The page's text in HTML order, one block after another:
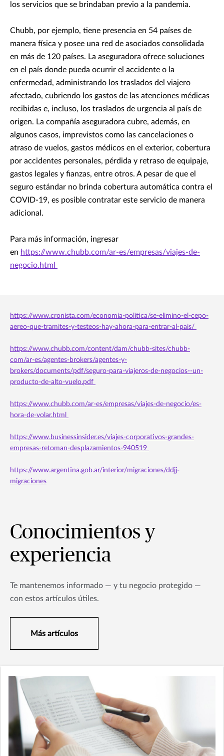
los servicios que se brindaban previo a la pandemia.
Chubb, por ejemplo, tiene presencia en 54 países de
manera física y posee una red de asociados consolidada
en más de 120 países. La aseguradora ofrece soluciones
en el país donde pueda ocurrir el accidente o la
enfermedad, administrando los traslados del viajero
afectado, cubriendo los gastos de las atenciones médicas
recibidas e, incluso, los traslados de urgencia al país de
origen. La compañía aseguradora cubre, además, en
algunos casos, imprevistos como las cancelaciones o
atraso de vuelos, gastos médicos en el exterior, cobertura
por accidentes personales, pérdida y retraso de equipaje,
gastos legales y fianzas, entre otros. A pesar de que el
seguro estándar no brinda cobertura automática contra el
COVID-19, es posible contratar este servicio de manera
adicional.
Para más información, ingresar
en https://www.chubb.com/ar-es/empresas/viajes-de-
negocio.html
https://www.cronista.com/economia-politica/se-elimino-el-cepo-
aereo-que-tramites-y-testeos-hay-ahora-para-entrar-al-pais/
https://www.chubb.com/content/dam/chubb-sites/chubb-
com/ar-es/agentes-brokers/agentes-y-
brokers/documents/pdf/seguro-para-viajeros-de-negocios--un-
producto-de-alto-vuelo.pdf
https://www.chubb.com/ar-es/empresas/viajes-de-negocio/es-
hora-de-volar.html
https://www.businessinsider.es/viajes-corporativos-grandes-
empresas-retoman-desplazamientos-940519
https://www.argentina.gob.ar/interior/migraciones/ddjj-
migraciones
Conocimientos y
experiencia
Te mantenemos informado — y tu negocio protegido —
con estos artículos útiles.
Más artículos